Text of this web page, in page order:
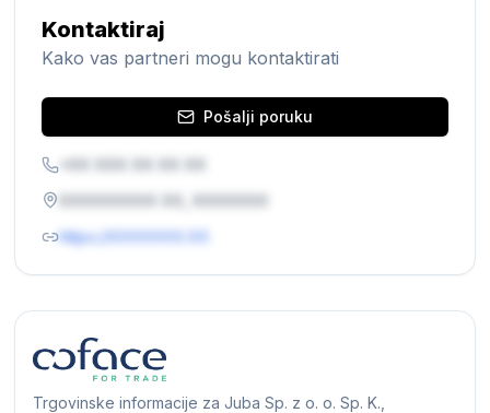
Kontaktiraj
Kako vas partneri mogu kontaktirati
Pošalji poruku
https://XXXXXXX.XX
Trgovinske informacije za Juba Sp. z o. o. Sp. K.,